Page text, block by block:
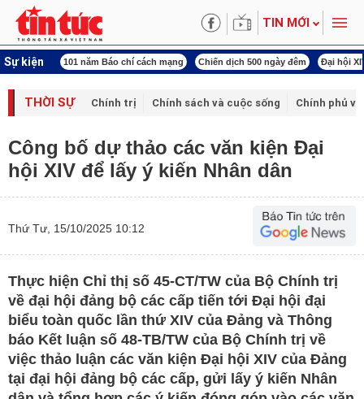
TIN MỚI
Sự kiện
Bác 101 năm Báo chí cách mạng Chiến dịch 500 ngày đêm Đại hội XIV
THỜI SỰ Chính trị Chính sách và cuộc sống Chính phủ
Công bố dự thảo các văn kiện Đại
hội XIV để lấy ý kiến Nhân dân
Thứ Tư, 15/10/2025 10:12
Thực hiện Chỉ thị số 45-CT/TW của Bộ Chính trị
về đại hội đảng bộ các cấp tiến tới Đại hội đại
biểu toàn quốc lần thứ XIV của Đảng và Thông
báo Kết luận số 48-TB/TW của Bộ Chính trị về
việc thảo luận các văn kiện Đại hội XIV của Đảng
tại đại hội đảng bộ các cấp, gửi lấy ý kiến Nhân